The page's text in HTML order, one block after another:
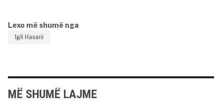
Lexo më shumë nga
Igli Hasani
MË SHUMË LAJME